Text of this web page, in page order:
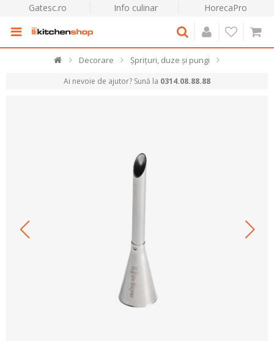
Gatesc.ro Info culinar HorecaPro
Decorare Șprițuri, duze și pungi
Ai nevoie de ajutor? Sună la 0314.08.88.88